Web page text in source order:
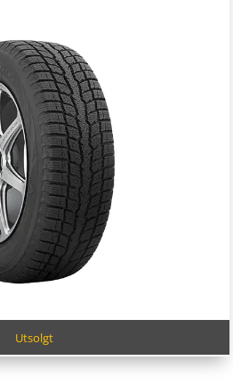
Utsolgt